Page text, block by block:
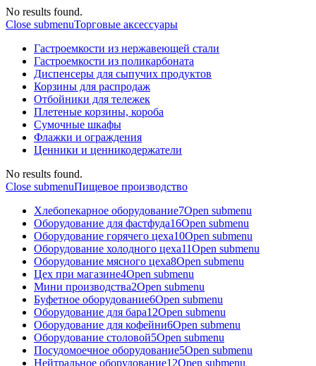
No results found.
Close submenuТорговые аксессуары
Гастроемкости из нержавеющей стали
Гастроемкости из поликарбоната
Диспенсеры для сыпучих продуктов
Корзины для распродаж
Отбойники для тележек
Плетеные корзины, короба
Сумочные шкафы
Флажки и ограждения
Ценники и ценникодержатели
No results found.
Close submenuПищевое производство
Хлебопекарное оборудование7Open submenu
Оборудование для фастфуда16Open submenu
Оборудование горячего цеха10Open submenu
Оборудование холодного цеха11Open submenu
Оборудование мясного цеха8Open submenu
Цех при магазине4Open submenu
Мини производства2Open submenu
Буфетное оборудование6Open submenu
Оборудование для бара12Open submenu
Оборудование для кофейни6Open submenu
Оборудование столовой5Open submenu
Посудомоечное оборудование5Open submenu
Нейтральное оборудование12Open submenu